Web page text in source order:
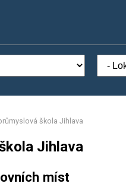
škola Jihlava
Jihlava
míst